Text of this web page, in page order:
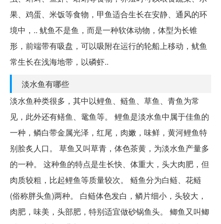
果、鸡蛋、米饭等食物，甲鱼适合生长在安静、通风的环
境中，.. 鱿鱼不是鱼，而是一种软体动物，体型为长锥
形，前端带有吸盘，可以吸附在运行的轮船上移动，鱿鱼
常生长在浅海地带，以磷虾..
淡水鱼有哪些
淡水鱼种类很多，其中以鲤鱼、鲢鱼、草鱼、青鱼为常
见，此外还有鳝鱼、鼋鱼等。 鲤鱼是淡水鱼中属于佳鱼的
一种，鳞白带金属光泽，红尾，肉嫩，味鲜，黄河鲤鱼特
别脍炙人口。 草鱼又叫草青，体色茶黄，为淡水鱼产量多
的一种。 这种鱼的特点是生长快、体重大，头大肉肥，但
肉质较粗，比起鲤鱼等质量较次。 鲢鱼分为白鲢、花鲢
(俗称胖头鱼)两种。 白鲢体色发白，鳞片细小，头较大，
肉肥，味美，头部肥，特别适宜做砂锅鱼头。 鲫鱼又叫鲫